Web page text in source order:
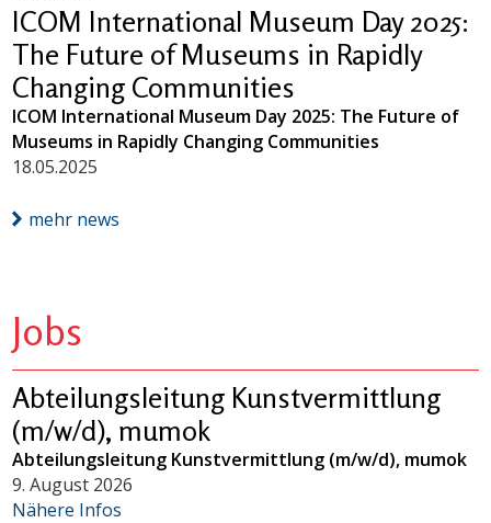
ICOM International Museum Day 2025:
The Future of Museums in Rapidly
Changing Communities
ICOM International Museum Day 2025: The Future of
Museums in Rapidly Changing Communities
18.05.2025
mehr news
Jobs
Abteilungsleitung Kunstvermittlung
(m/w/d), mumok
Abteilungsleitung Kunstvermittlung (m/w/d), mumok
9. August 2026
Nähere Infos